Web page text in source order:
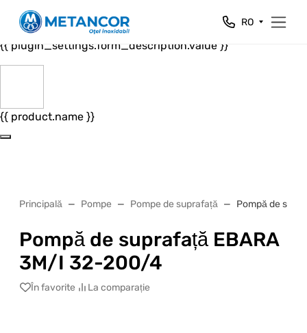
Close
{{ plugin_settings.form_header.value }}
{{ plugin_settings.form_description.value }}
{{ product.name }}
RO
Principală Pompe Pompe de suprafață Pompă de
Pompă de suprafață EBARA
3M/I 32-200/4
În favorite La comparație